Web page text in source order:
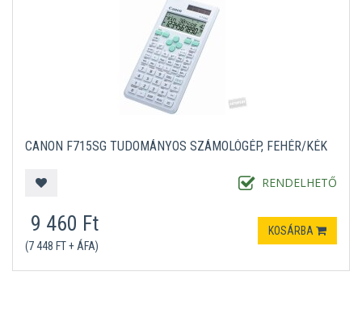
CANON F715SG TUDOMÁNYOS SZÁMOLÓGÉP, FEHÉR/KÉK
RENDELHETŐ
9 460 Ft
(7 448 FT + ÁFA)
KOSÁRBA